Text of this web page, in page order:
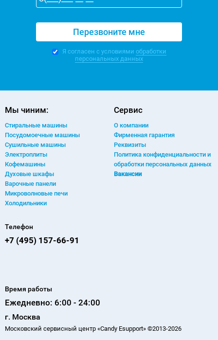
Я согласен с условиями обработки
персональных данных
Мы чиним:
Стиральные машины
Посудомоечные машины
Сушильные машины
Электроплиты
Кофемашины
Духовые шкафы
Варочные панели
Микроволновые печи
Холодильники
Сервис
О компании
Фирменная гарантия
Реквизиты
Политика конфиденциальности и
обработки персональных данных
Вакансии
Телефон
+7 (495) 157-66-91
Время работы
Ежедневно: 6:00 - 24:00
г. Москва
Московский сервисный центр «Candy Esupport» ©2013-2026